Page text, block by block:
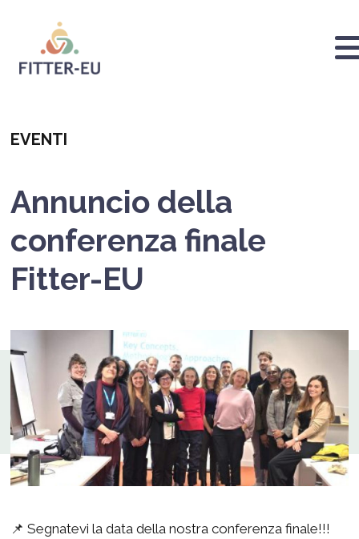
tartalomra
Logo
Categoria
EVENTI
Annuncio della
conferenza finale
Fitter-EU
📌 Segnatevi la data della nostra conferenza finale!!!